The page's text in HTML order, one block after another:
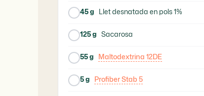
45 g Llet desnatada en pols 1%
125 g Sacarosa
55 g Maltodextrina 12DE
5 g Profiber Stab 5